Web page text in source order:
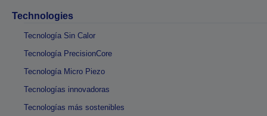
Technologies
Tecnología Sin Calor
Tecnología PrecisionCore
Tecnología Micro Piezo
Tecnologías innovadoras
Tecnologías más sostenibles